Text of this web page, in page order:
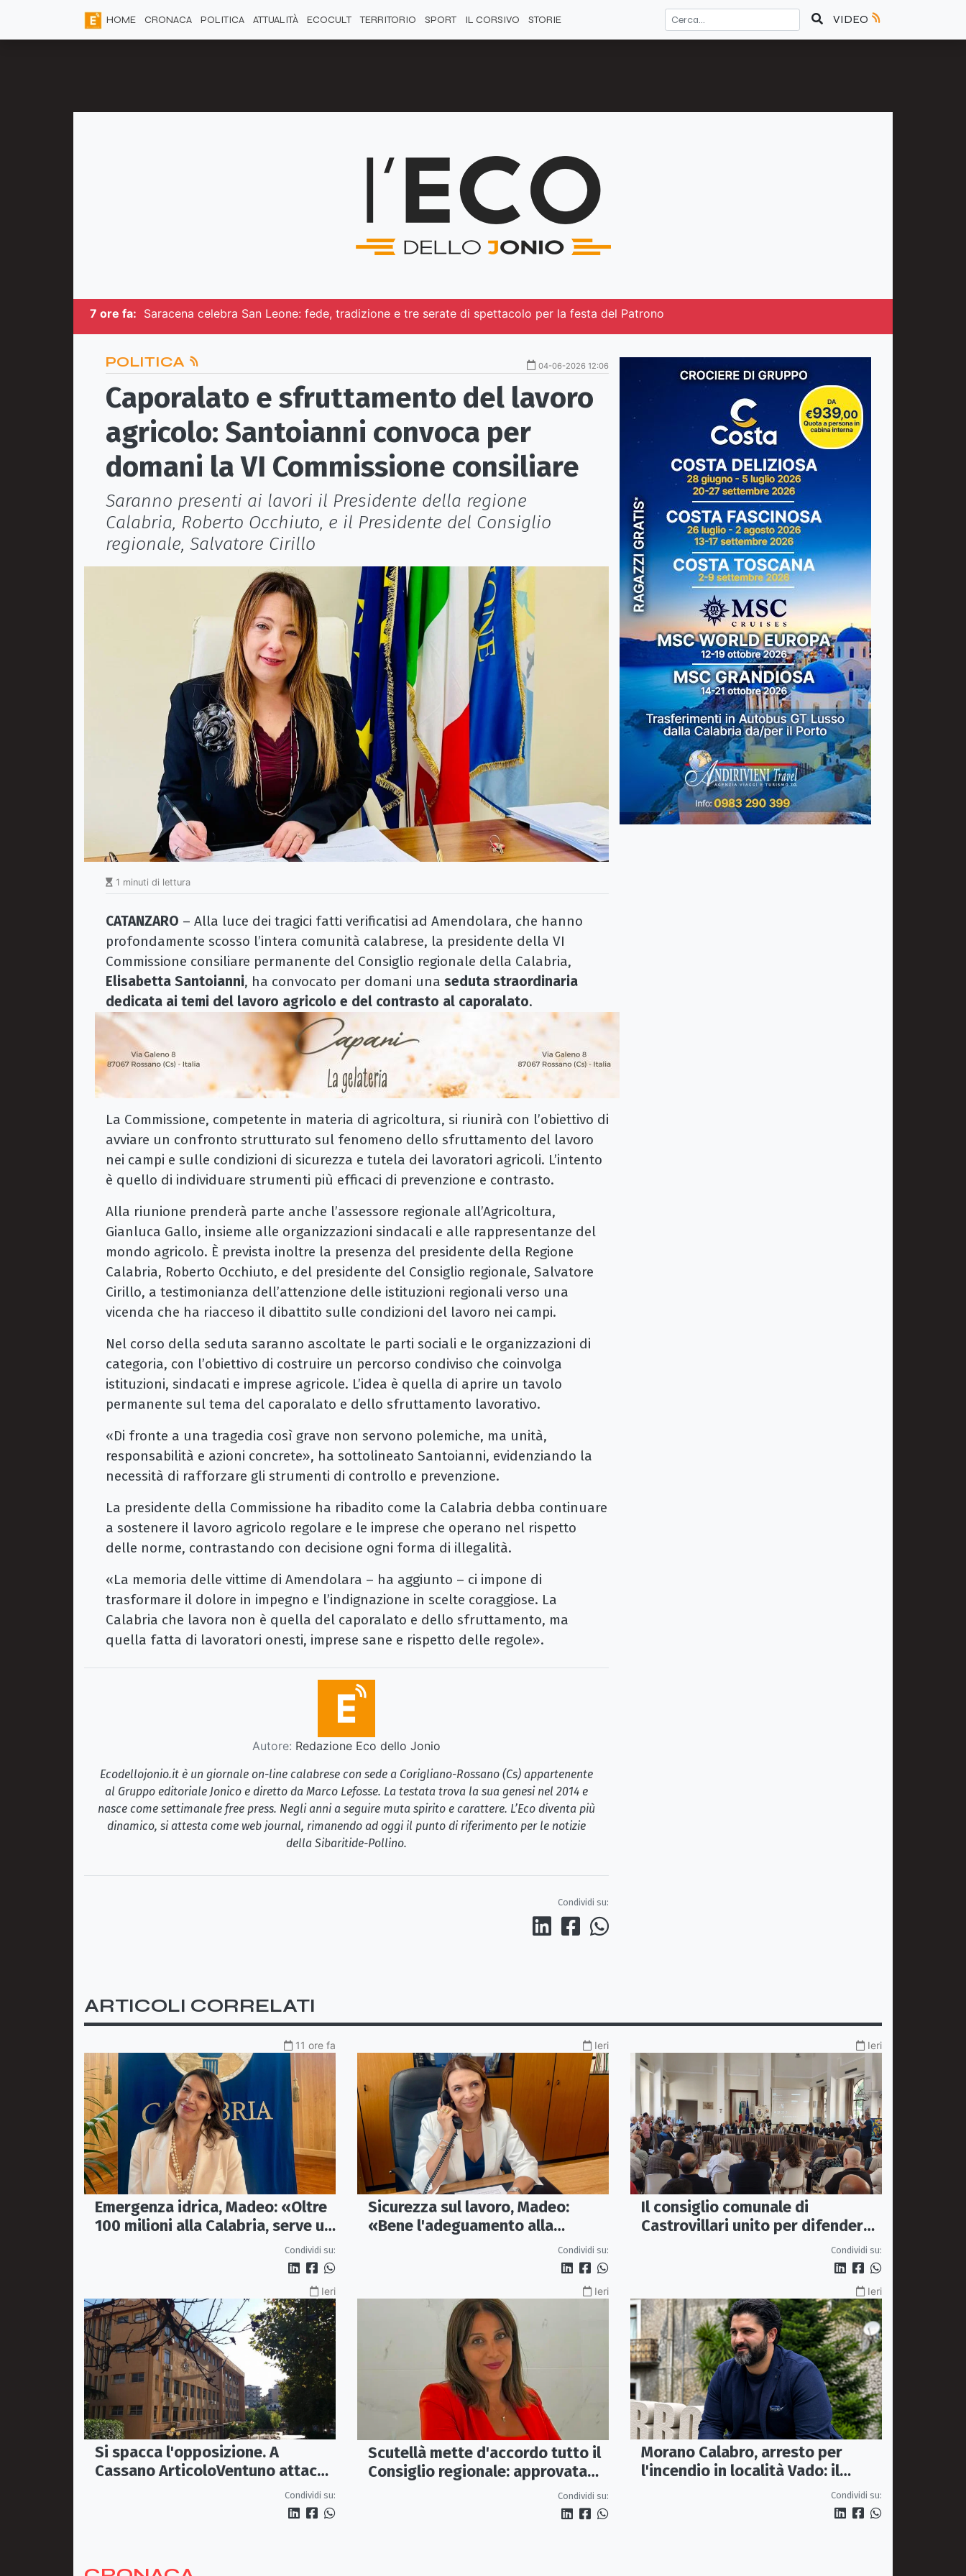
HOME CRONACA POLITICA ATTUALITÀ ECOCULT TERRITORIO SPORT IL CORSIVO STORIE VIDEO
7 ore fa: Saracena celebra San Leone: fede, tradizione e tre serate di spettacolo per la festa del Patrono
POLITICA 04-06-2026 12:06
Caporalato e sfruttamento del lavoro
agricolo: Santoianni convoca per
domani la VI Commissione consiliare
Saranno presenti ai lavori il Presidente della regione
Calabria, Roberto Occhiuto, e il Presidente del Consiglio
regionale, Salvatore Cirillo
1 minuti di lettura
CATANZARO – Alla luce dei tragici fatti verificatisi ad Amendolara, che hanno
profondamente scosso l’intera comunità calabrese, la presidente della VI
Commissione consiliare permanente del Consiglio regionale della Calabria,
Elisabetta Santoianni, ha convocato per domani una seduta straordinaria
dedicata ai temi del lavoro agricolo e del contrasto al caporalato.
La Commissione, competente in materia di agricoltura, si riunirà con l’obiettivo di
avviare un confronto strutturato sul fenomeno dello sfruttamento del lavoro
nei campi e sulle condizioni di sicurezza e tutela dei lavoratori agricoli. L’intento
è quello di individuare strumenti più efficaci di prevenzione e contrasto.
Alla riunione prenderà parte anche l’assessore regionale all’Agricoltura,
Gianluca Gallo, insieme alle organizzazioni sindacali e alle rappresentanze del
mondo agricolo. È prevista inoltre la presenza del presidente della Regione
Calabria, Roberto Occhiuto, e del presidente del Consiglio regionale, Salvatore
Cirillo, a testimonianza dell’attenzione delle istituzioni regionali verso una
vicenda che ha riacceso il dibattito sulle condizioni del lavoro nei campi.
Nel corso della seduta saranno ascoltate le parti sociali e le organizzazioni di
categoria, con l’obiettivo di costruire un percorso condiviso che coinvolga
istituzioni, sindacati e imprese agricole. L’idea è quella di aprire un tavolo
permanente sul tema del caporalato e dello sfruttamento lavorativo.
«Di fronte a una tragedia così grave non servono polemiche, ma unità,
responsabilità e azioni concrete», ha sottolineato Santoianni, evidenziando la
necessità di rafforzare gli strumenti di controllo e prevenzione.
La presidente della Commissione ha ribadito come la Calabria debba continuare
a sostenere il lavoro agricolo regolare e le imprese che operano nel rispetto
delle norme, contrastando con decisione ogni forma di illegalità.
«La memoria delle vittime di Amendolara – ha aggiunto – ci impone di
trasformare il dolore in impegno e l’indignazione in scelte coraggiose. La
Calabria che lavora non è quella del caporalato e dello sfruttamento, ma
quella fatta di lavoratori onesti, imprese sane e rispetto delle regole».
Autore: Redazione Eco dello Jonio
Ecodellojonio.it è un giornale on-line calabrese con sede a Corigliano-Rossano (Cs) appartenente
al Gruppo editoriale Jonico e diretto da Marco Lefosse. La testata trova la sua genesi nel 2014 e
nasce come settimanale free press. Negli anni a seguire muta spirito e carattere. L’Eco diventa più
dinamico, si attesta come web journal, rimanendo ad oggi il punto di riferimento per le notizie
della Sibaritide-Pollino.
Condividi su:
ARTICOLI CORRELATI
11 ore fa
Emergenza idrica, Madeo: «Oltre
100 milioni alla Calabria, serve un
Condividi su:
Ieri
Sicurezza sul lavoro, Madeo:
«Bene l'adeguamento alla
normativa nazionale, servono più
Condividi su:
Ieri
Il consiglio comunale di
Castrovillari unito per difendere
Condividi su:
Ieri
Si spacca l'opposizione. A
Cassano ArticoloVentuno attacca
Avena e ne chiede le dimissioni
Condividi su:
Ieri
Scutellà mette d'accordo tutto il
Consiglio regionale: approvata
mozione per i treni Sibari-Paola
Condividi su:
Ieri
Morano Calabro, arresto per
l'incendio in località Vado: il
Condividi su: